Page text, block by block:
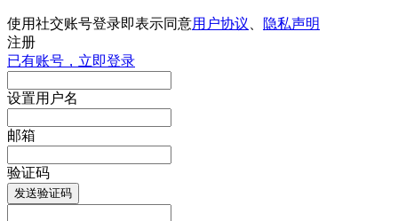
使用社交账号登录即表示同意用户协议
隐私声明
注册
已有账号，立即登录
设置用户名
邮箱
验证码
发送验证码